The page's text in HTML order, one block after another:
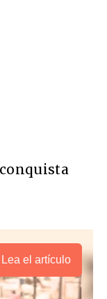
Lea el artículo